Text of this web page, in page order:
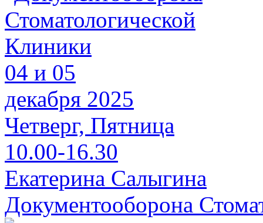
04 и 05
декабря 2025
Четверг, Пятница
10.00-16.30
Екатерина Салыгина
Документооборона